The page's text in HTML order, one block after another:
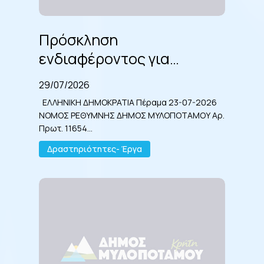
τίτλο:
πλακοστρώσεων
οικισμών
του
ενδιαφέροντος
για
υποβολή
προσφοράς
για
την
εκτέλεση
του
έργου
με
τίτλο:
οικισμών
Δραστηριότητες- Έργα
Πρόσκληση
ενδιαφέροντος για
υποβολή προσφοράς για
την εκτέλεση του έργου με
τίτλο: «Αποκατάσταση
πλακοστρώσεων οικισμών
του Δήμου».
29/07/2026
ΕΛΛΗΝΙΚΗ ΔΗΜΟΚΡΑΤΙΑ Πέραμα 23-07-2026
ΝΟΜΟΣ ΡΕΘΥΜΝΗΣ ΔΗΜΟΣ ΜΥΛΟΠΟΤΑΜΟΥ Αρ.
Πρωτ. 11654…
Δακοκτονία